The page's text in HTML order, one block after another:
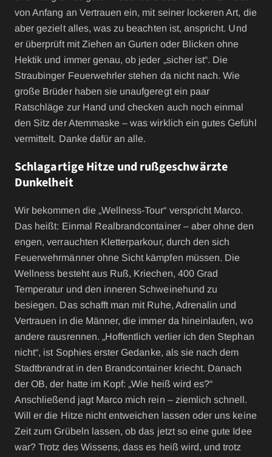
von Anfang an Vertrauen ein, mit seiner lockeren Art, die
aber gezielt alles, was zu beachten ist, anspricht. Und
er überprüft mit Ziehen an Gurten oder Blicken ohne
Hektik und immer genau, ob jeder „sicher ist“. Die
Straubinger Feuerwehrler stehen da nicht nach. Wie
große Brüder haben sie unaufgeregt ein paar
Ratschläge zur Hand und checken auch noch einmal
den Sitz der Atemmaske – was wirklich ein gutes Gefühl
vermittelt. Danke dafür an alle.
Schlagartige Hitze und rußgeschwärzte
Dunkelheit
Wir bekommen die „Wellness-Tour“ verspricht Marco.
Das heißt: Einmal Realbrandcontainer – aber ohne den
engen, verrauchten Kletterparkour, durch den sich
Feuerwehrmänner ohne Sicht kämpfen müssen. Die
Wellness besteht aus Ruß, Kriechen, 400 Grad
Temperatur und den inneren Schweinehund zu
besiegen. Das schafft man mit Ruhe, Adrenalin und
Vertrauen in die Männer, die immer da hineinlaufen, wo
andere rausrennen. „Hoffentlich verlier ich den Stephan
nicht“, ist Sophies erster Gedanke, als sie nach dem
Stadtbrandrat in den Brandcontainer kriecht. Danach
der OB, der hatte im Kopf: „Wie heiß wird es?“
Anschließend jagt Marco mich rein – ziemlich schnell.
Will er die Hitze nicht entweichen lassen oder uns keine
Zeit zum Grübeln lassen, ob das jetzt so eine gute Idee
war? Trotz des Wissens, dass es heiß wird, und trotz